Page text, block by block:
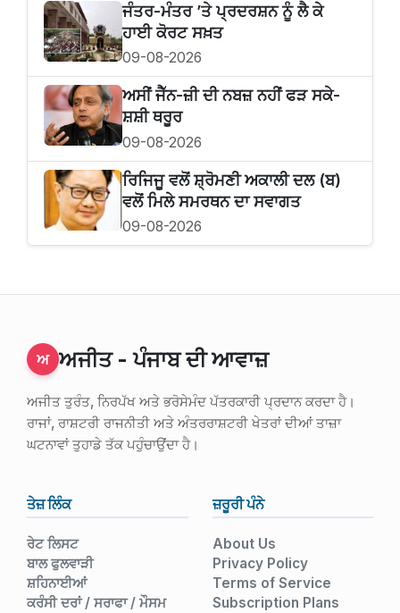
ਜੰਤਰ-ਮੰਤਰ ’ਤੇ ਪ੍ਰਦਰਸ਼ਨ ਨੂੰ ਲੈ ਕੇ
ਹਾਈ ਕੋਰਟ ਸਖ਼ਤ
09-08-2026
ਅਸੀਂ ਜੈੱਨ-ਜ਼ੀ ਦੀ ਨਬਜ਼ ਨਹੀਂ ਫੜ ਸਕੇ-
ਸ਼ਸ਼ੀ ਥਰੂਰ
09-08-2026
ਰਿਜਿਜੂ ਵਲੋਂ ਸ਼੍ਰੋਮਣੀ ਅਕਾਲੀ ਦਲ (ਬ)
ਵਲੋਂ ਮਿਲੇ ਸਮਰਥਨ ਦਾ ਸਵਾਗਤ
09-08-2026
ਅ ਅਜੀਤ - ਪੰਜਾਬ ਦੀ ਆਵਾਜ਼
ਅਜੀਤ ਤੁਰੰਤ, ਨਿਰਪੱਖ ਅਤੇ ਭਰੋਸੇਮੰਦ ਪੱਤਰਕਾਰੀ ਪ੍ਰਦਾਨ ਕਰਦਾ ਹੈ।
ਰਾਜਾਂ, ਰਾਸ਼ਟਰੀ ਰਾਜਨੀਤੀ ਅਤੇ ਅੰਤਰਰਾਸ਼ਟਰੀ ਖੇਤਰਾਂ ਦੀਆਂ ਤਾਜ਼ਾ
ਘਟਨਾਵਾਂ ਤੁਹਾਡੇ ਤੱਕ ਪਹੁੰਚਾਉਂਦਾ ਹੈ।
ਤੇਜ਼ ਲਿੰਕ
ਰੇਟ ਲਿਸਟ
ਬਾਲ ਫੁਲਵਾੜੀ
ਸ਼ਹਿਨਾਈਆਂ
ਕਰੰਸੀ ਦਰਾਂ / ਸਰਾਫਾ / ਮੌਸਮ
ਜ਼ਰੂਰੀ ਪੰਨੇ
About Us
Privacy Policy
Terms of Service
Subscription Plans